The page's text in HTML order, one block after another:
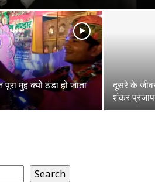
मुंह क्यों ठंडा हो जाता
दूसरे के
शंकर
Search